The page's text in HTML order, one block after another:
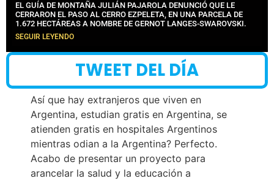
EL GUÍA DE MONTAÑA JULIÁN PAJAROLA DENUNCIÓ QUE LE
CERRARON EL PASO AL CERRO EZPELETA, EN UNA PARCELA DE
1.672 HECTÁREAS A NOMBRE DE GERNOT LANGES-SWAROVSKI.
SEGUIR LEYENDO
TWEET DEL DÍA
Así que hay extranjeros que viven en
Argentina, estudian gratis en Argentina, se
atienden gratis en hospitales Argentinos
mientras odian a la Argentina? Perfecto.
Acabo de presentar un proyecto para
arancelar la salud y la educación a